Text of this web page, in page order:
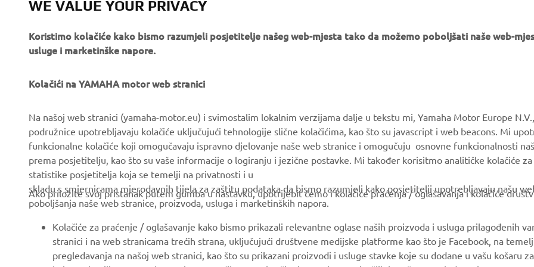
About us
Events
Press
Working at Yamaha
Become a Dealer
eBike systems
Authorities & Police
Golfcourses
First responders
Robotics
Partnerships
MyYamaha
Yamaha Motor Global
Parts Catalogue
Management of Waste
WE VALUE YOUR PRIVACY
Koristimo kolačiće kako bismo razumjeli posjetitelje našeg web-mjesta tako da možemo poboljšati naše web-
usluge i marketinške napore.
Kolačići na YAMAHA motor web stranici
Na našoj web stranici (yamaha-motor.eu) i svimostalim lokalnim verzijama dalje u tekstu mi, Yamaha Motor Europe
podružnice upotrebljavaju kolačiće uključujući tehnologije slične kolačićima, kao što su javascript i web beacons. Mi
funkcionalne kolačiće koji omogučavaju ispravno djelovanje naše web stranice i omogučuju osnovne funkcionalnosti
prema posjetitelju, kao što su vaše informacije o logiranju i jezične postavke. Mi također korisitmo analitičke kolačiće
statistike posjetitelja koja se temelji na privatnosti i u
skladu s smjernicama mjerodavnih tijela za zaštitu podataka da bismo razumjeli kako posjetitelji upotrebljavaju našu
poboljšanja naše web stranice, proizvoda, usluga i marketinških napora.
Ako priložite svoj pristanak putem gumba u nastavku, upotrijebit ćemo i kolačiće praćenja / oglašavanja i kolačiće
Kolačiće za praćenje / oglašavanje kako bismo prikazali relevantne oglase naših proizvoda i usluga prilagođenih
stranici i na web stranicama trećih strana, uključujući društvene medijske platforme kao što je Facebook, na
pregledavanja na našoj web stranici, kao što su prikazani proizvodi i usluge stavke koje su dodane u vašu košaru